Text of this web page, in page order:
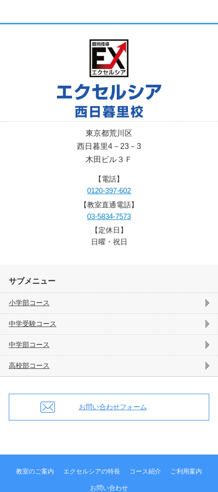
東京都荒川区
西日暮里4－23－3
木田ビル３Ｆ
【電話】
0120-397-602
【教室直通電話】
03-5834-7573
【定休日】
日曜・祝日
サブメニュー
小学部コース
中学受験コース
中学部コース
高校部コース
お問い合わせフォーム
教室のご案内 エクセルシアの特長 コース紹介 ご利用案内
お問い合わせ